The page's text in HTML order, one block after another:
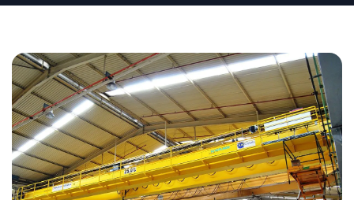
Επικαθήμενη
Γερανογέφυρα
Διπλού
Φορέα
25/20tn
Symetal